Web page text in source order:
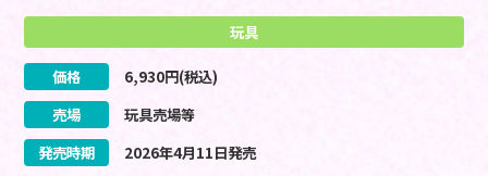
玩具
価格 6,930円(税込)
売場
玩具売場等
発売時期
2026年4月11日発売